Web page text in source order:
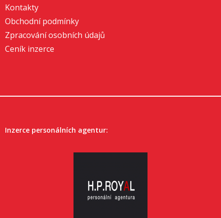
Kontakty
Obchodní podmínky
Zpracování osobních údajů
Ceník inzerce
Inzerce personálních agentur: